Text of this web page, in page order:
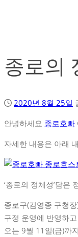
종로의
2020년 8월 25일
안녕하세요 종로호빠
자세한 내용은 아래
‘종로의 정체성’담은
종로구(김영종 구청
구정 운영에 반영하
오는 9월 11일(금)까